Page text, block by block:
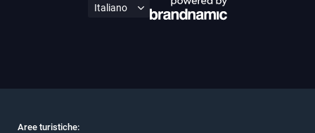
Aree turistiche: